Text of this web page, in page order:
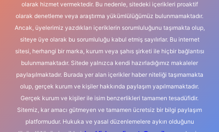
olarak hizmet vermektedir. Bu nedenle, sitedeki içerikleri proaktif
olarak denetleme veya araştırma yükümlülüğümüz bulunmamaktadır.
Ancak, üyelerimiz yazdıkları içeriklerin sorumluluğunu taşımakta olup,
siteye üye olarak bu sorumluluğu kabul etmiş sayılırlar. Bu internet
sitesi, herhangi bir marka, kurum veya şahıs şirketi ile hiçbir bağlantısı
bulunmamaktadır. Sitede yalnızca kendi hazırladığımız makaleler
paylaşılmaktadır. Burada yer alan içerikler haber niteliği taşımamakta
olup, gerçek kurum ve kişiler hakkında paylaşım yapılmamaktadır.
Gerçek kurum ve kişiler ile isim benzerlikleri tamamen tesadüfidir.
Sitemiz, kar amacı gütmeyen ve tamamen ücretsiz bir bilgi paylaşım
platformudur. Hukuka ve yasal düzenlemelere aykırı olduğunu